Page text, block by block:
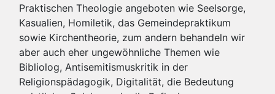
Praktischen Theologie angeboten wie Seelsorge,
Kasualien, Homiletik, das Gemeindepraktikum
sowie Kirchentheorie, zum andern behandeln wir
aber auch eher ungewöhnliche Themen wie
Bibliolog, Antisemitismuskritik in der
Religionspädagogik, Digitalität, die Bedeutung